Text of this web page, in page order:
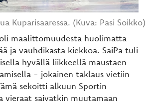
Kuparisaaressa. (Kuva: Pasi Soikko)
maalittomuudesta huolimatta
ja vauhdikasta kiekkoa. SaiPa tuli
hyvällä liikkeellä maustaen
- jokainen taklaus vietiin
sekoitti alkuun Sportin
vieraat saivatkin muutamaan